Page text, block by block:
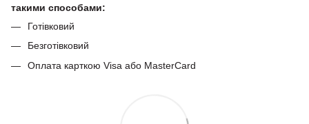
такими способами:
Готівковий
Безготівковий
Оплата карткою Visa або MasterCard